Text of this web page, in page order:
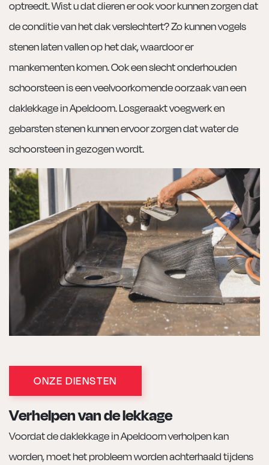
optreedt. Wist u dat dieren er ook voor kunnen zorgen dat
de conditie van het dak verslechtert? Zo kunnen vogels
stenen laten vallen op het dak, waardoor er
mankementen komen. Ook een slecht onderhouden
schoorsteen is een veelvoorkomende oorzaak van een
daklekkage in Apeldoorn. Losgeraakt voegwerk en
gebarsten stenen kunnen ervoor zorgen dat water de
schoorsteen in gezogen wordt.
ONZE DIENSTEN
Verhelpen van de lekkage
Voordat de daklekkage in Apeldoorn verholpen kan
worden, moet het probleem worden achterhaald tijdens